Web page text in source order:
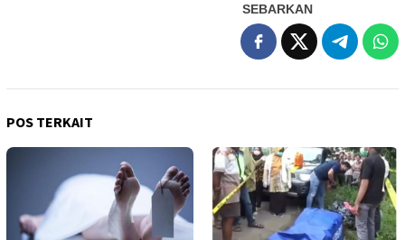
SEBARKAN
POS TERKAIT